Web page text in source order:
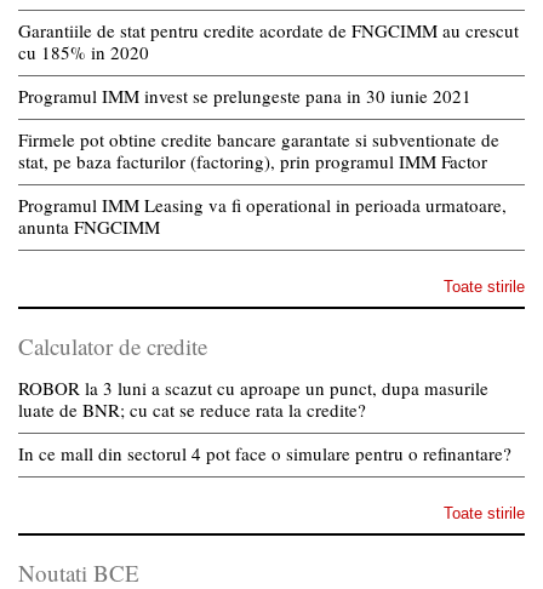
Garantiile de stat pentru credite acordate de FNGCIMM au crescut
cu 185% in 2020
Programul IMM invest se prelungeste pana in 30 iunie 2021
Firmele pot obtine credite bancare garantate si subventionate de
stat, pe baza facturilor (factoring), prin programul IMM Factor
Programul IMM Leasing va fi operational in perioada urmatoare,
anunta FNGCIMM
Toate stirile
Calculator de credite
ROBOR la 3 luni a scazut cu aproape un punct, dupa masurile
luate de BNR; cu cat se reduce rata la credite?
In ce mall din sectorul 4 pot face o simulare pentru o refinantare?
Toate stirile
Noutati BCE